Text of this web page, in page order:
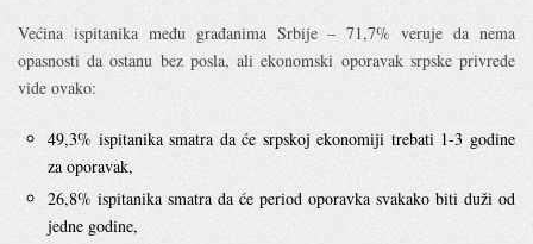
Većina ispitanika među građanima Srbije – 71,7% veruje da nema
opasnosti da ostanu bez posla, ali ekonomski oporavak srpske privrede
vide ovako:
49,3% ispitanika smatra da će srpskoj ekonomiji trebati 1-3 godine
za oporavak,
26,8% ispitanika smatra da će period oporavka svakako biti duži od
jedne godine,